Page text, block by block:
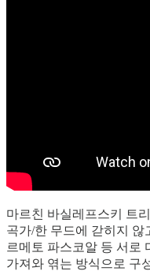
마르친 바실레프스키 트
곡가/한 무드에 갇히지 않
르메토 파스코알 등 서로
가져와 엮는 방식으로 구